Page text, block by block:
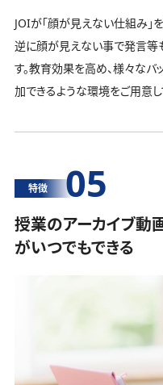
JOIが「顔が見えない仕組み」
逆に顔が見えない事で発言等
す。教育効果を高め、様々な
加できるような環境をご用意し
特徴 05
授業のアーカイブ動
がいつでもできる